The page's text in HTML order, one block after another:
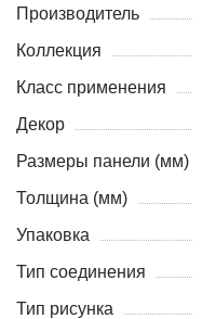
Производитель
Коллекция
Класс применения
Декор
Размеры панели (мм)
Толщина (мм)
Упаковка
Тип соединения
Тип рисунка